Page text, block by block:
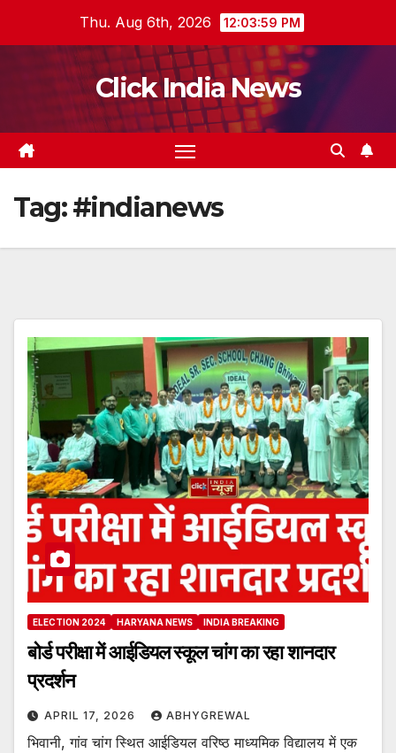
Thu. Aug 6th, 2026 12:04:00 PM
Click India News
Tag:#indianews
ELECTION 2024 HARYANA NEWS INDIA BREAKING
बोर्ड परीक्षा में आईडियल स्कूल चांग का रहा शानदार
प्रदर्शन
APRIL 17, 2026 ABHYGREWAL
भिवानी, गांव चांग स्थित आईडियल वरिष्ठ माध्यमिक विद्यालय में एक